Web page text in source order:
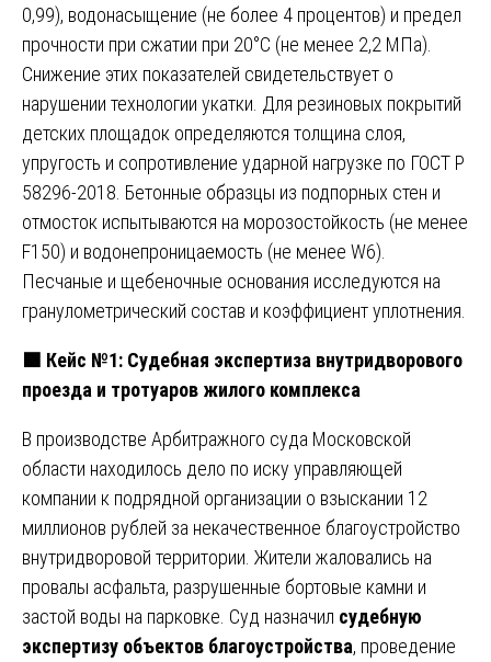
0,99), водонасыщение (не более 4 процентов) и предел
прочности при сжатии при 20°C (не менее 2,2 МПа).
Снижение этих показателей свидетельствует о
нарушении технологии укатки. Для резиновых покрытий
детских площадок определяются толщина слоя,
упругость и сопротивление ударной нагрузке по ГОСТ Р
58296-2018. Бетонные образцы из подпорных стен и
отмосток испытываются на морозостойкость (не менее
F150) и водонепроницаемость (не менее W6).
Песчаные и щебеночные основания исследуются на
гранулометрический состав и коэффициент уплотнения.
🟩 Кейс №1: Судебная экспертиза внутридворового
проезда и тротуаров жилого комплекса
В производстве Арбитражного суда Московской
области находилось дело по иску управляющей
компании к подрядной организации о взыскании 12
миллионов рублей за некачественное благоустройство
внутридворовой территории. Жители жаловались на
провалы асфальта, разрушенные бортовые камни и
застой воды на парковке. Суд назначил судебную
экспертизу объектов благоустройства, проведение